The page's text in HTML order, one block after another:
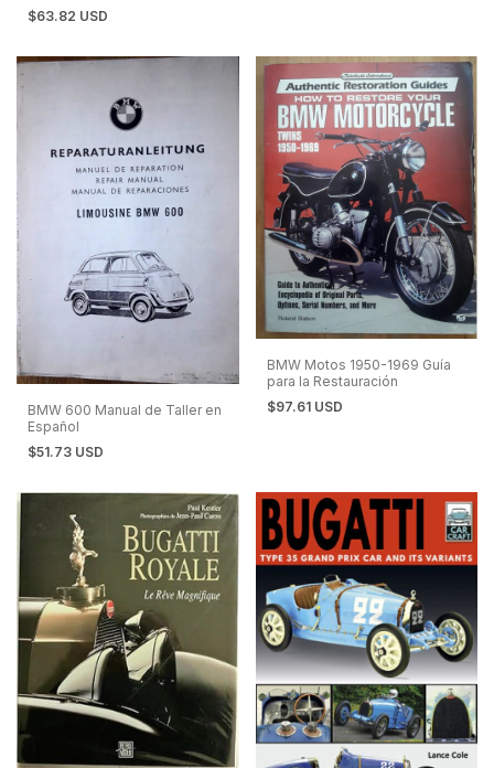
$63.82 USD
BMW 600 Manual de Taller en
Español
$51.73 USD
BMW Motos 1950-1969 Guía
para la Restauración
$97.61 USD